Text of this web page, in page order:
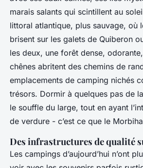
marais salants qui scintillent au
littoral atlantique, plus sauvage, où
brisent sur les galets de Quiberon
les deux, une forêt dense,
chênes abritent des chemins de
emplacements de camping nichés
trésors. Dormir à quelques pas de
le souffle du large, tout en ayant
de verdure - c’est ce que le
Des infrastructures de qualité
Les campings d’aujourd’hui n’ont